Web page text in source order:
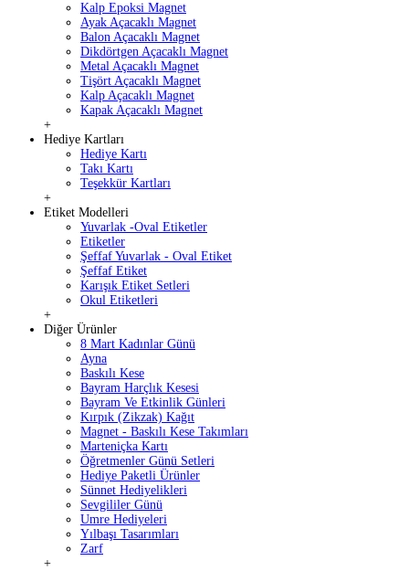
Kalp Epoksi Magnet
Ayak Açacaklı Magnet
Balon Açacaklı Magnet
Dikdörtgen Açacaklı Magnet
Metal Açacaklı Magnet
Tişört Açacaklı Magnet
Kalp Açacaklı Magnet
Kapak Açacaklı Magnet
+
Hediye Kartları
Hediye Kartı
Takı Kartı
Teşekkür Kartları
+
Etiket Modelleri
Yuvarlak -Oval Etiketler
Etiketler
Şeffaf Yuvarlak - Oval Etiket
Şeffaf Etiket
Karışık Etiket Setleri
Okul Etiketleri
+
Diğer Ürünler
8 Mart Kadınlar Günü
Ayna
Baskılı Kese
Bayram Harçlık Kesesi
Bayram Ve Etkinlik Günleri
Kırpık (Zikzak) Kağıt
Magnet - Baskılı Kese Takımları
Marteniçka Kartı
Öğretmenler Günü Setleri
Hediye Paketli Ürünler
Sünnet Hediyelikleri
Sevgililer Günü
Umre Hediyeleri
Yılbaşı Tasarımları
Zarf
+